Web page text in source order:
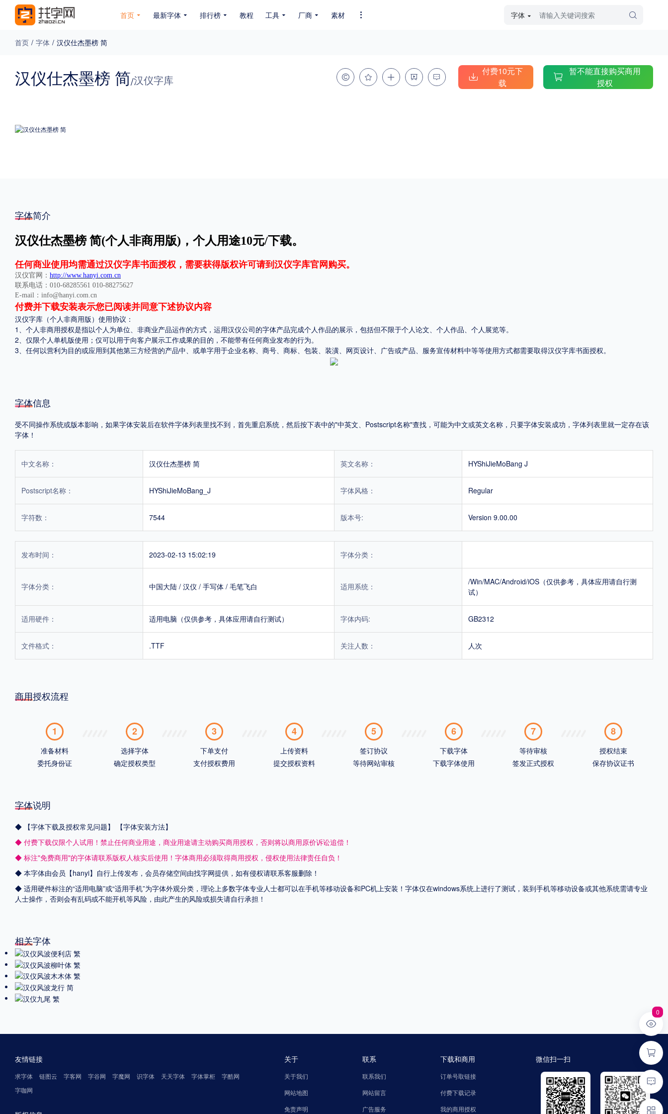
首页 最新字体
免费下载 收费下载 免费商用 无下载 GB18030 BIG5 SHIFT-JIS 硬笔手写 毛笔飞白 粉笔勾绘 个性书体
格式
.TTF .OTF .TTC
平台
适用电脑 适用手机
重要提示：本站提供的字体除标注“免费商用”的字体外，即使显示“免费下载 ”，商业用途也需购买商用授权！不能在线购买的请联系版权方，联系不到版权方不要商用，有侵权风险！
排行榜 教程 工具 厂商 素材 字体
首页 / 字体 / 汉仪仕杰墨榜 简
汉仪仕杰墨榜 简/汉仪字库
付费10元下
载
暂不能直接购买商用
授权
字体简介
汉仪仕杰墨榜 简(个人非商用版)，个人用途10元/下载。
任何商业使用均需通过汉仪字库书面授权，需要获得版权许可请到 汉仪字库官网 购买。
汉仪官网： http://www.hanyi.com.cn
联系电话：010-68285561 010-88275627
E-mail：info@hanyi.com.cn
付费并下载安装表示您已阅读并同意下述协议内容
汉仪字库（个人非商用版）使用协议：
1、个人非商用授权是指以个人为单位、非商业产品运作的方式，运用汉仪公司的字体产品完成个人作品的展示，包括但不限于个人论文、个人作品、个人展览等。
2、仅限个人单机版使用；仅可以用于向客户展示工作成果的目的，不能带有任何商业发布的行为。
3、任何以营利为目的或应用到其他第三方经营的产品中、或单字用于企业名称、商号、商标、包装、装潢、网页设计、广告或产品、服务宣传材料中等等使用方式都需要取得汉仪字库书面授权。
字体信息
受不同操作系统或版本影响，如果字体安装后在软件字体列表里找不到，首先重启系统，然后按下表中的"中英文、Postscript名称"查找，可能为中文或英文名称，只要字体安装成功，字体列表里就一定存在该
字体！
中文名称： 汉仪仕杰墨榜 简 英文名称： HYShiJieMoBang J
Postscript名称： HYShiJieMoBang_J 字体风格： Regular
字符数： 7544 版本号: Version 9.00.00
发布时间： 2023-02-13 15:02:19 字体分类：
字体分类： 中国大陆 / 汉仪 / 手写体 / 毛笔飞白 适用系统：
/Win/MAC/Android/iOS（仅供参考，具体应用请自行测
试）
适用硬件： 适用电脑（仅供参考，具体应用请自行测试） 字体内码: GB2312
文件格式： .TTF 关注人数： 人次
商用授权流程
1
准备材料
委托身份证
2
选择字体
确定授权类型
3
下单支付
支付授权费用
4
上传资料
提交授权资料
5
签订协议
等待网站审核
6
下载字体
下载字体使用
7
等待审核
签发正式授权
8
授权结束
保存协议证书
字体说明
◆ 【字体下载及授权常见问题】
【字体安装方法】
◆ 付费下载仅限个人试用！禁止任何商业用途，商业用途请主动购买商用授权，否则将以商用原价诉讼追偿！
◆ 标注"免费商用"的字体请联系版权人核实后使用！字体商用必须取得商用授权，侵权使用法律责任自负！
◆ 本字体由会员【hanyi】自行上传发布，会员存储空间由找字网提供，如有侵权请联系客服删除！
◆ 适用硬件标注的“适用电脑”或“适用手机”为字体外观分类，理论上多数字体专业人士都可以在手机等移动设备和PC机上安装！字体仅在windows系统上进行了测试，装到手机等移动设备或其他系统需请专业
人士操作，否则会有乱码或不能开机等风险，由此产生的风险或损失请自行承担！
相关字体
友情链接
求字体 链图云 字客网 字谷网 字魔网 识字体 天天字体 字体掌柜
字酷网
字咖网
关于
关于我们
网站地图
免责声明
联系
联系我们
网站留言
广告服务
下载和商用
订单号取链接
付费下载记录
我的商用授权
微信扫一扫
0